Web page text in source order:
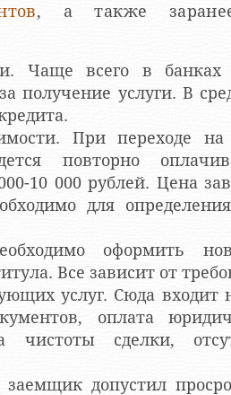
, а также
Чаще всего в банках
получение услуги. В
При переходе
повторно
10 000 рублей. Цена
для
оформить
Все зависит от
услуг. Сюда входит
оплата
чистоты сделки,
заемщик допустил